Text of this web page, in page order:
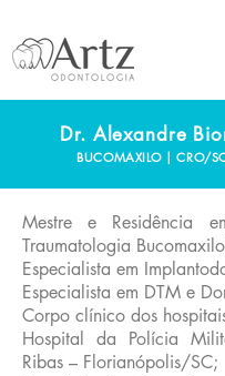
Dr. Alexandre
BUCOMAXILO | CRO/
Mestre e Residência
Traumatologia
Especialista em
Especialista em DTM e
Corpo clínico dos
Hospital da Polícia
Ribas – Florianópolis/SC;